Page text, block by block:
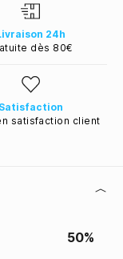
24h
dès 80€
Satisfaction
satisfaction client
50%